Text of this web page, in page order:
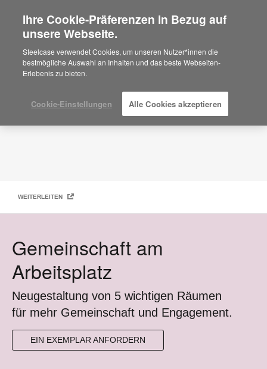
Are you in United States?
Would you like to see Products we sell in
your region?
Americas
Español
EXEMPLAR ANFORDERN
WEITERLEITEN
Gemeinschaft am
Arbeitsplatz
Neugestaltung von 5 wichtigen Räumen
für mehr Gemeinschaft und Engagement.
EIN EXEMPLAR ANFORDERN
Ihre Cookie-Präferenzen in Bezug auf
unsere Webseite.
Steelcase verwendet Cookies, um unseren Nutzer*innen die
bestmögliche Auswahl an Inhalten und das beste Webseiten-
Erlebenis zu bieten.
Cookie-Einstellungen Alle Cookies akzeptieren